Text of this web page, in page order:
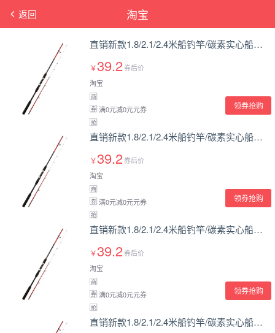
淘宝
返回
直销新款1.8/2.1/2.4米船钓竿/碳素实心船钓竿/直柄近海杆铁板竿
￥39.2券后价
淘宝
商
券 满0元减0元元券
抢
领券抢购
直销新款1.8/2.1/2.4米船钓竿/碳素实心船钓竿/直柄近海杆铁板竿
￥39.2券后价
淘宝
商
券 满0元减0元元券
抢
领券抢购
直销新款1.8/2.1/2.4米船钓竿/碳素实心船钓竿/直柄近海杆铁板竿
￥39.2券后价
淘宝
商
券 满0元减0元元券
抢
领券抢购
直销新款1.8/2.1/2.4米船钓竿/碳素实心船钓竿/直柄近海杆铁板竿